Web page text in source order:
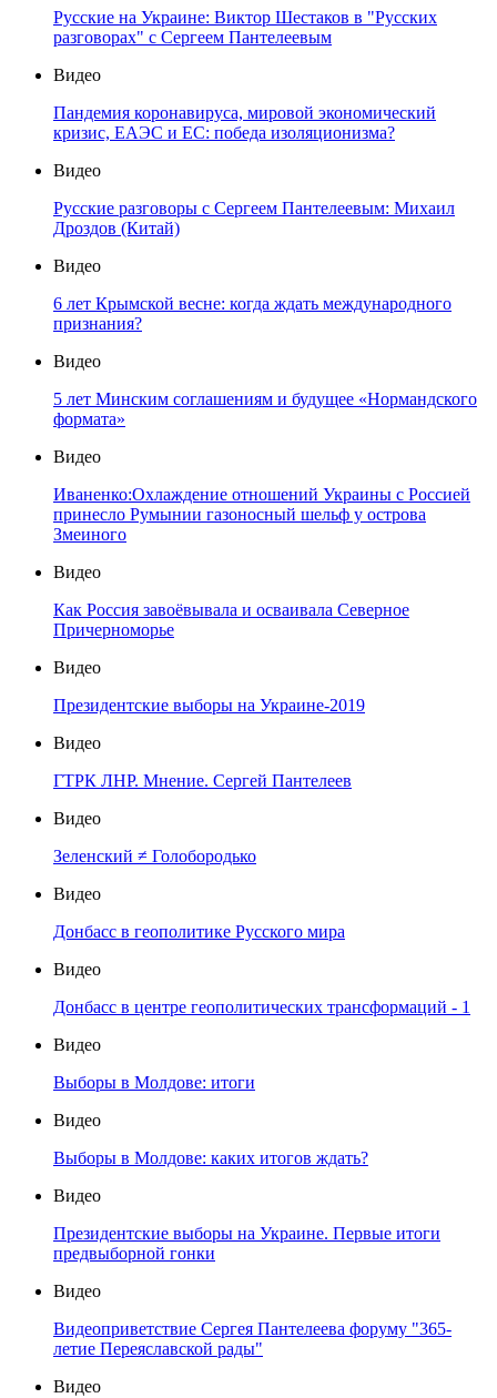
Русские на Украине: Виктор Шестаков в "Русских
разговорах" с Сергеем Пантелеевым
Видео
Пандемия коронавируса, мировой экономический
кризис, ЕАЭС и ЕС: победа изоляционизма?
Видео
Русские разговоры с Сергеем Пантелеевым: Михаил
Дроздов (Китай)
Видео
6 лет Крымской весне: когда ждать международного
признания?
Видео
5 лет Минским соглашениям и будущее «Нормандского
формата»
Видео
Иваненко:Охлаждение отношений Украины с Россией
принесло Румынии газоносный шельф у острова
Змеиного
Видео
Как Россия завоёвывала и осваивала Северное
Причерноморье
Видео
Президентские выборы на Украине-2019
Видео
ГТРК ЛНР. Мнение. Сергей Пантелеев
Видео
Зеленский ≠ Голобородько
Видео
Донбасс в геополитике Русского мира
Видео
Донбасс в центре геополитических трансформаций - 1
Видео
Выборы в Молдове: итоги
Видео
Выборы в Молдове: каких итогов ждать?
Видео
Президентские выборы на Украине. Первые итоги
предвыборной гонки
Видео
Видеоприветствие Сергея Пантелеева форуму "365-
летие Переяславской рады"
Видео